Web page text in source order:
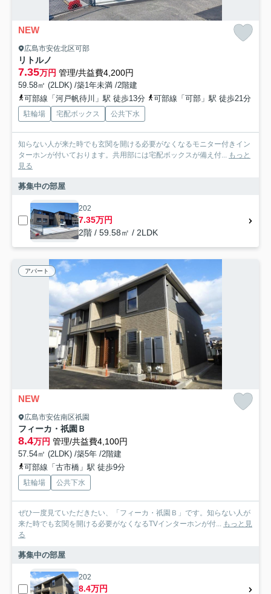
NEW
広島市安佐北区可部
リトルノ
7.35万円 管理/共益費4,200円
59.58㎡ (2LDK) /築1年未満 /2階建
可部線「河戸帆待川」駅 徒歩13分
可部線「可部」駅 徒歩21分
駐輪場 宅配ボックス 公共下水
知らない人が来た時でも玄関を開ける必要がなくなるモニター付きイン
ターホンが付いております。共用部には宅配ボックスが備え付...
もっと
見る
募集中の部屋
202
7.35万円
2階 / 59.58㎡ / 2LDK
アパート
NEW
広島市安佐南区祇園
フィーカ・祇園Ｂ
8.4万円 管理/共益費4,100円
57.54㎡ (2LDK) /築5年 /2階建
可部線「古市橋」駅 徒歩9分
駐輪場 公共下水
ぜひ一度見ていただきたい、「フィーカ・祇園Ｂ」です。知らない人が
来た時でも玄関を開ける必要がなくなるTVインターホンが付...
もっと見
る
募集中の部屋
202
8.4万円